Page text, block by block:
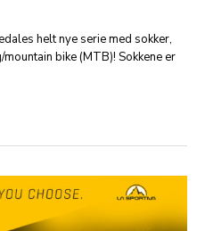
helt nye serie med sokker,
bike (MTB)! Sokkene er